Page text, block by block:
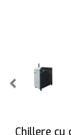
Chillere cu